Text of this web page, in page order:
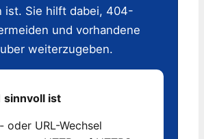
ist. Sie hilft dabei, 404-
und vorhandene
weiterzugeben.
sinnvoll ist
oder URL-Wechsel